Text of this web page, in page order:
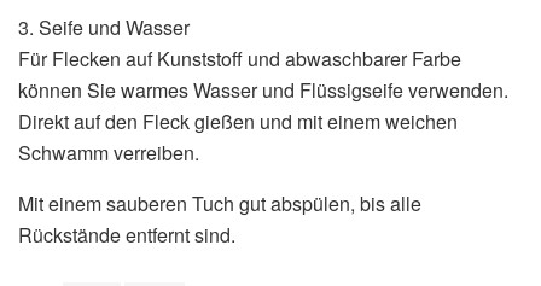
3. Seife und Wasser
Für Flecken auf Kunststoff und abwaschbarer Farbe
können Sie warmes Wasser und Flüssigseife verwenden.
Direkt auf den Fleck gießen und mit einem weichen
Schwamm verreiben.
Mit einem sauberen Tuch gut abspülen, bis alle
Rückstände entfernt sind.